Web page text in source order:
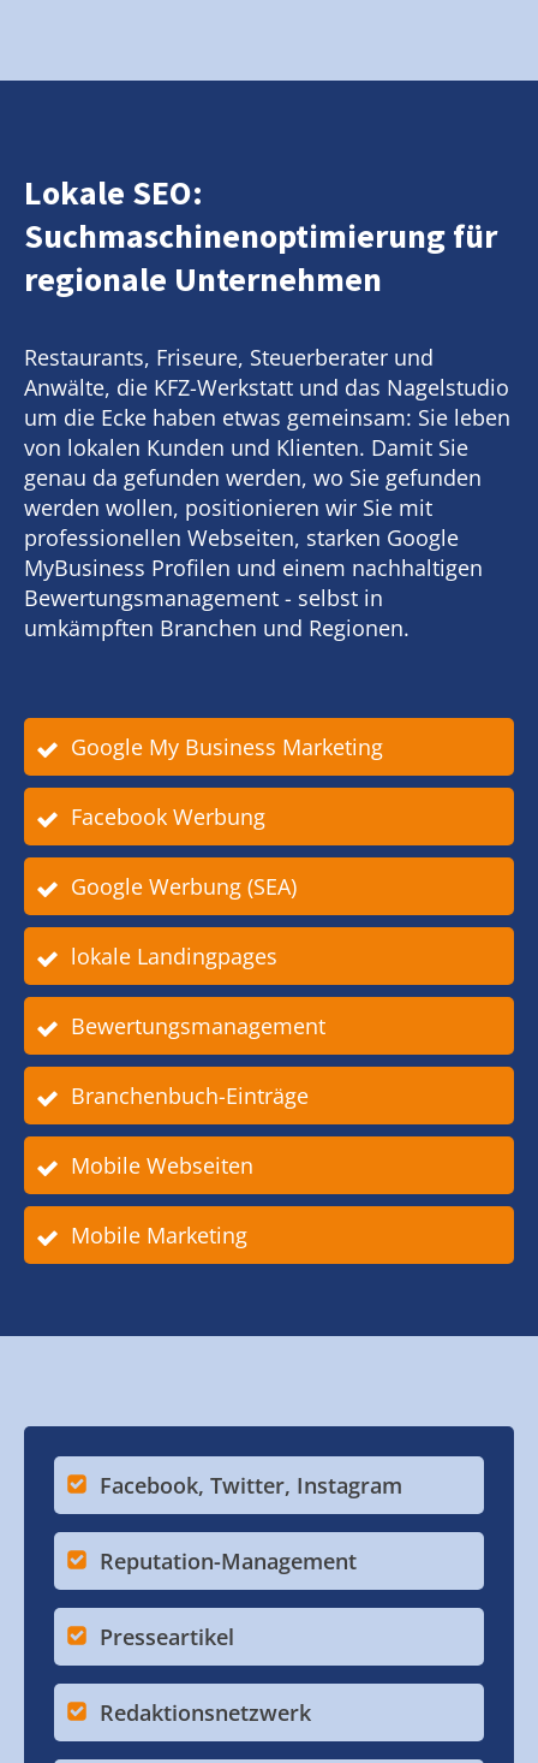
Lokale SEO:
Suchmaschinenoptimierung für
regionale Unternehmen
Restaurants, Friseure, Steuerberater und
Anwälte, die KFZ-Werkstatt und das Nagelstudio
um die Ecke haben etwas gemeinsam: Sie leben
von lokalen Kunden und Klienten. Damit Sie
genau da gefunden werden, wo Sie gefunden
werden wollen, positionieren wir Sie mit
professionellen Webseiten, starken Google
MyBusiness Profilen und einem nachhaltigen
Bewertungsmanagement - selbst in
umkämpften Branchen und Regionen.
Google My Business Marketing
Facebook Werbung
Google Werbung (SEA)
lokale Landingpages
Bewertungsmanagement
Branchenbuch-Einträge
Mobile Webseiten
Mobile Marketing
Facebook, Twitter, Instagram
Reputation-Management
Presseartikel
Redaktionsnetzwerk